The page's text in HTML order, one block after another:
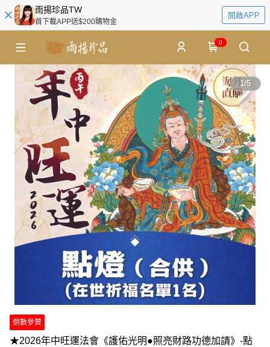
雨揚珍品TW
首下載APP送$200購物金
開啟APP
0
1/5
倒數參贊
★2026年中旺運法會《護佑光明●照亮財路功德加請》-點